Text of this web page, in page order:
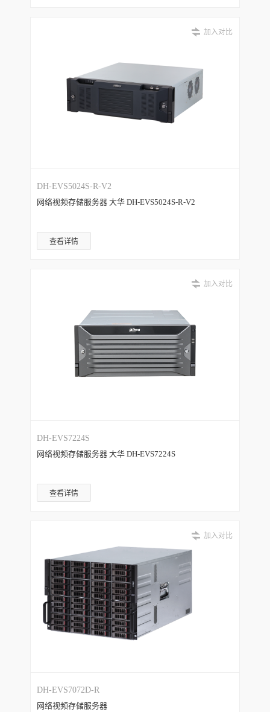
加入对比
DH-EVS5024S-R-V2
网络视频存储服务器 大华 DH-EVS5024S-R-V2
查看详情
加入对比
DH-EVS7224S
网络视频存储服务器 大华 DH-EVS7224S
查看详情
加入对比
DH-EVS7072D-R
网络视频存储服务器